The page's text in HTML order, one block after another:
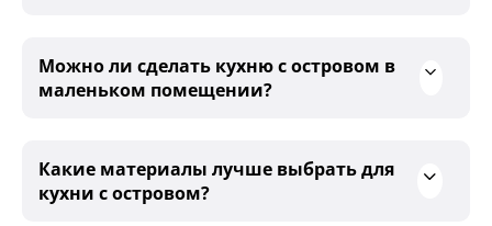
Можно ли сделать кухню с островом в
маленьком помещении?
Какие материалы лучше выбрать для
кухни с островом?